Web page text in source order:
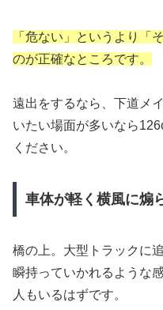
「危ない」というより「
のが正確なところです。
遠出をするなら、下道メ
いたい場面が多いなら
ください。
車体が軽く横風に煽
橋の上。大型トラックに
瞬持っていかれるような
人もいるはずです。